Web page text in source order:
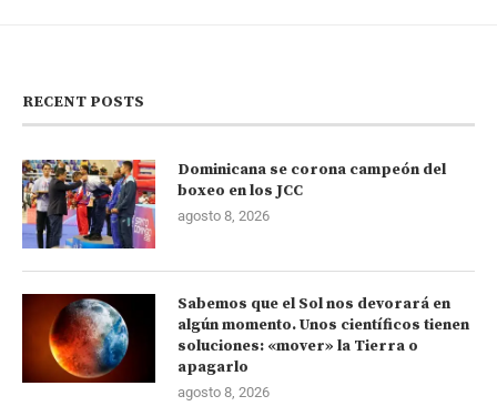
RECENT POSTS
Dominicana se corona campeón del
boxeo en los JCC
agosto 8, 2026
Sabemos que el Sol nos devorará en
algún momento. Unos científicos tienen
soluciones: «mover» la Tierra o
apagarlo
agosto 8, 2026